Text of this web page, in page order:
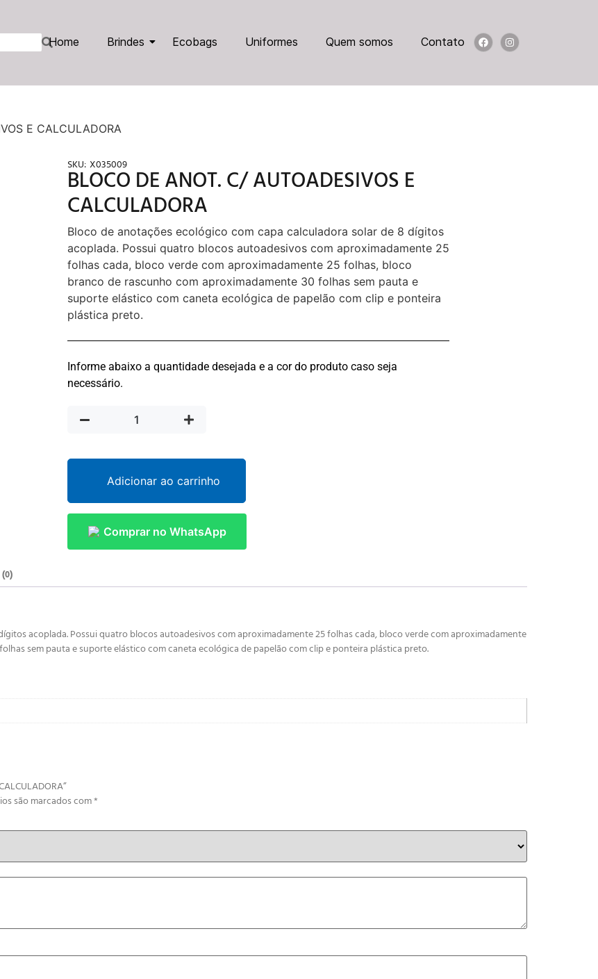
Home Brindes Ecobags Uniformes Quem somos Contato
E CALCULADORA
SKU: X035009
BLOCO DE ANOT. C/ AUTOADESIVOS E
CALCULADORA
Bloco de anotações ecológico com capa calculadora solar de 8 dígitos
acoplada. Possui quatro blocos autoadesivos com aproximadamente 25
folhas cada, bloco verde com aproximadamente 25 folhas, bloco
branco de rascunho com aproximadamente 30 folhas sem pauta e
suporte elástico com caneta ecológica de papelão com clip e ponteira
plástica preto.
Informe abaixo a quantidade desejada e a cor do produto caso seja
necessário.
Adicionar ao carrinho
Comprar no WhatsApp
acoplada. Possui quatro blocos autoadesivos com aproximadamente 25 folhas cada, bloco verde com aproximadamente
sem pauta e suporte elástico com caneta ecológica de papelão com clip e ponteira plástica preto.
são marcados com*